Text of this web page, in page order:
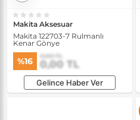
Makita Aksesuar
Makita 122703-7 Rulmanlı
Kenar Gönye
%16 0,00 TL
0,00 TL
Gelince Haber Ver